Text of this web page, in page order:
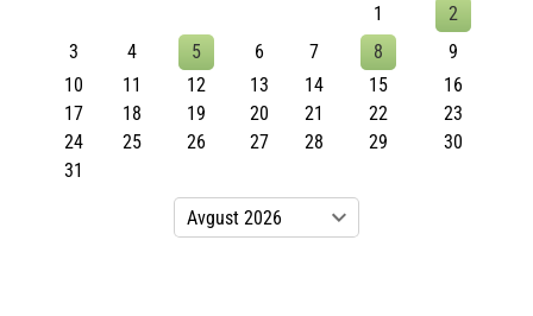
1
2
3
4 5 6 7 8
9
10
11 12 13 14 15
16
17
18 19 20 21 22
23
24
25 26 27 28 29
30
31